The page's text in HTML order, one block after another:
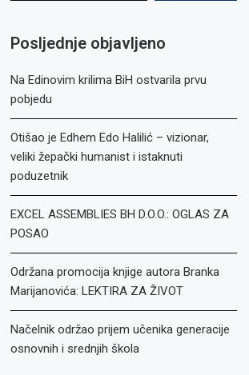
Posljednje objavljeno
Na Edinovim krilima BiH ostvarila prvu
pobjedu
Otišao je Edhem Edo Halilić – vizionar,
veliki žepački humanist i istaknuti
poduzetnik
EXCEL ASSEMBLIES BH D.O.O.: OGLAS ZA
POSAO
Održana promocija knjige autora Branka
Marijanovića: LEKTIRA ZA ŽIVOT
Načelnik održao prijem učenika generacije
osnovnih i srednjih škola